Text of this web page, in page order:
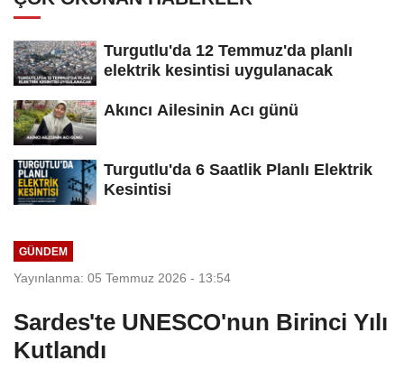
Turgutlu'da 12 Temmuz'da planlı
elektrik kesintisi uygulanacak
Akıncı Ailesinin Acı günü
Turgutlu'da 6 Saatlik Planlı Elektrik
Kesintisi
GÜNDEM
Yayınlanma: 05 Temmuz 2026 - 13:54
Sardes'te UNESCO'nun Birinci Yılı
Kutlandı